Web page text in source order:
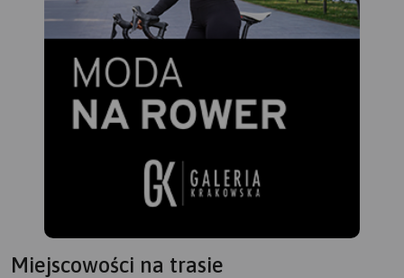
Miejscowości na trasie